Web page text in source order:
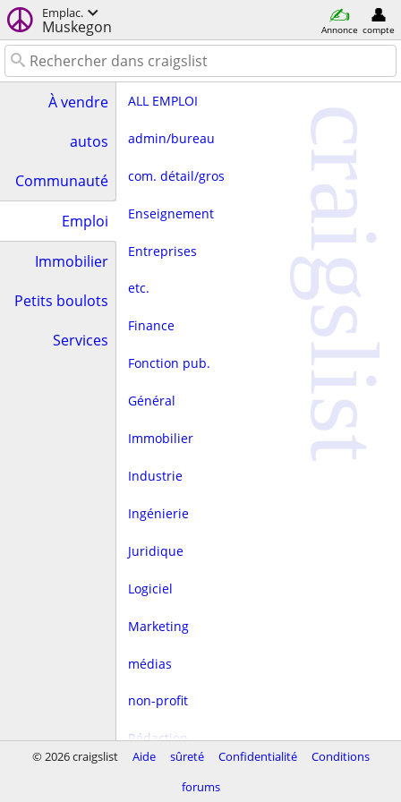
Emplac.
Muskegon Annonce compte
À vendre
autos
Communauté
Emploi
Immobilier
Petits boulots
Services
ALL EMPLOI
admin/bureau
com. détail/gros
Enseignement
Entreprises
etc.
Finance
Fonction pub.
Général
Immobilier
Industrie
Ingénierie
Juridique
Logiciel
Marketing
médias
non-profit
Rédaction
craigslist
© 2026 craigslist Aide sûreté Confidentialité
Conditions
forums